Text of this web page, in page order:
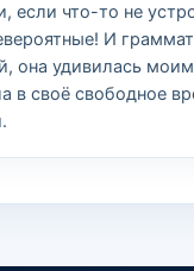
если что-то не
И
она удивилась
в своё свободное